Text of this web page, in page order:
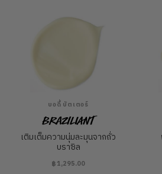
บอดี้ บัตเตอร์
Braziliant
เติมเต็มความนุ่มละมุนจากถั่ว
บราซิล
฿1,295.00